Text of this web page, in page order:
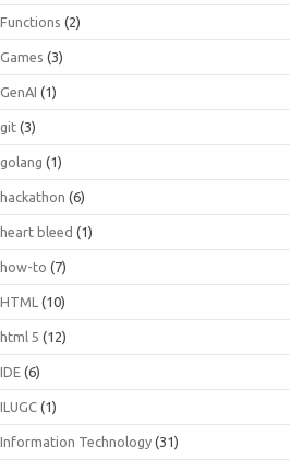
Functions (2)
Games (3)
GenAI (1)
git (3)
golang (1)
hackathon (6)
heart bleed (1)
how-to (7)
HTML (10)
html 5 (12)
IDE (6)
ILUGC (1)
Information Technology (31)